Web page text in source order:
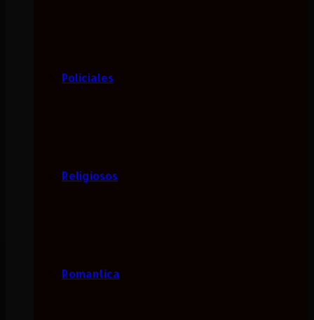
Policiales
Religiosos
Romantica